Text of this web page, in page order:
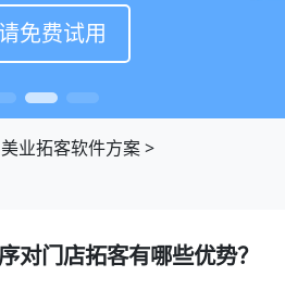
免费试用
免费试用
免费试用
美业拓客软件方案>
对门店拓客有哪些优势？